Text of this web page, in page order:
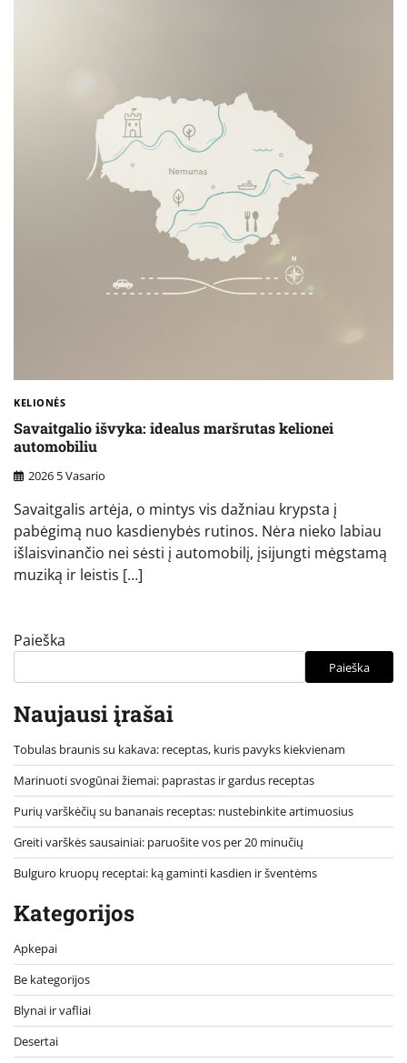
KELIONĖS
Savaitgalio išvyka: idealus maršrutas kelionei
automobiliu
2026 5 Vasario
Savaitgalis artėja, o mintys vis dažniau krypsta į
pabėgimą nuo kasdienybės rutinos. Nėra nieko labiau
išlaisvinančio nei sėsti į automobilį, įsijungti mėgstamą
muziką ir leistis […]
Paieška
Paieška
Naujausi įrašai
Tobulas braunis su kakava: receptas, kuris pavyks kiekvienam
Marinuoti svogūnai žiemai: paprastas ir gardus receptas
Purių varškėčių su bananais receptas: nustebinkite artimuosius
Greiti varškės sausainiai: paruošite vos per 20 minučių
Bulguro kruopų receptai: ką gaminti kasdien ir šventėms
Kategorijos
Apkepai
Be kategorijos
Blynai ir vafliai
Desertai